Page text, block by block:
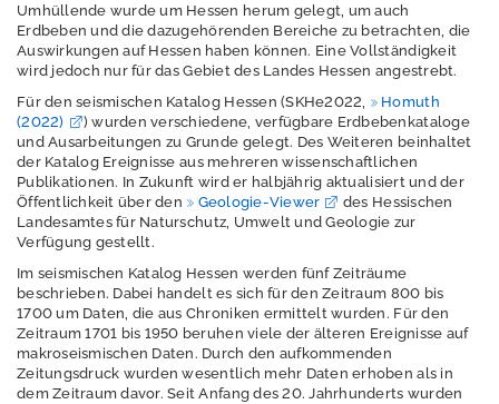
Erdbeben
Aktuelle Ereignisse
Erdbebenkatalog
Fragen zu
Erdbeben
Erdbeben melden
Erdbebengefährdu
ng
In Hessen gespürte
Umhüllende wurde um Hessen herum gelegt, um auch
Erdbeben und die dazugehörenden Bereiche zu betrachten, die
Auswirkungen auf Hessen haben können. Eine Vollständigkeit
wird jedoch nur für das Gebiet des Landes Hessen angestrebt.
Für den seismischen Katalog Hessen (SKHe2022,
Homuth
(2022)
) wurden verschiedene, verfügbare Erdbebenkataloge
und Ausarbeitungen zu Grunde gelegt. Des Weiteren beinhaltet
der Katalog Ereignisse aus mehreren wissenschaftlichen
Publikationen. In Zukunft wird er halbjährig aktualisiert und der
Öffentlichkeit über den
Geologie-Viewer
des Hessischen
Landesamtes für Naturschutz, Umwelt und Geologie zur
Verfügung gestellt.
Im seismischen Katalog Hessen werden fünf Zeiträume
beschrieben. Dabei handelt es sich für den Zeitraum 800 bis
1700 um Daten, die aus Chroniken ermittelt wurden. Für den
Zeitraum 1701 bis 1950 beruhen viele der älteren Ereignisse auf
makroseismischen Daten. Durch den aufkommenden
Zeitungsdruck wurden wesentlich mehr Daten erhoben als in
dem Zeitraum davor. Seit Anfang des 20. Jahrhunderts wurden